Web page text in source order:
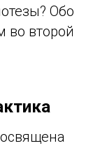
Обо
во второй